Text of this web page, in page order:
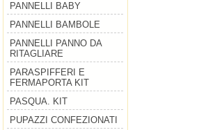
PANNELLI BABY
PANNELLI BAMBOLE
PANNELLI PANNO DA
RITAGLIARE
PARASPIFFERI E
FERMAPORTA KIT
PASQUA. KIT
PUPAZZI CONFEZIONATI